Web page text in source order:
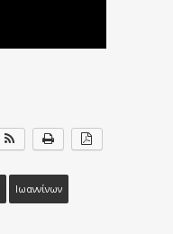
Ιωαννίνων